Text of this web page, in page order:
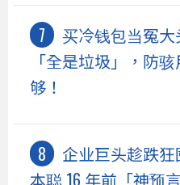
买冷钱包当冤
「全是垃圾」，防
够！
企业巨头趁跌
本聪 16 年前「神预